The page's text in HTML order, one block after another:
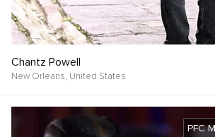
Chantz Powell
New Orleans, United States
PFC